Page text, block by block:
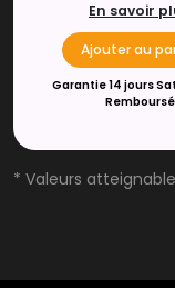
En savoir
Ajouter au
Garantie 14 jours
Remboursé
* Valeurs